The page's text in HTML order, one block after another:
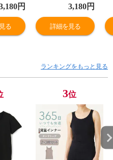
ーピマ
ットン
プ
ー ナ
円
る
ゼ 年間 スーピマ
綿100% コットン
100 ブラトップ
ノンワイヤー ナ
3,180円
詳細を見る
ランキングをもっと見る
3位